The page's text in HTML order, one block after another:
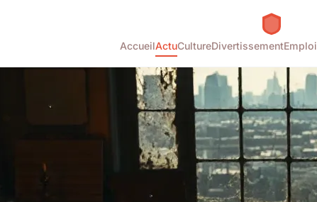
AccueilActuCultureDivertissementEmploi